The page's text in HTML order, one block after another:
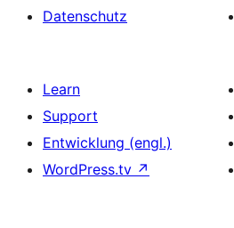
Datenschutz
Learn
Support
Entwicklung (engl.)
WordPress.tv ↗